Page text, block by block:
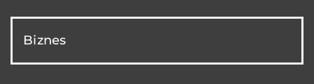
Biznes